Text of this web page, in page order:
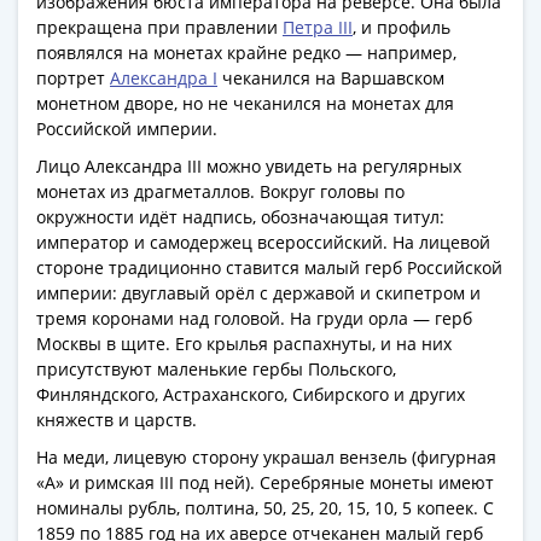
1919
1920гг
1921
1923
1924
1932
1934
1937
1938
1947
(1957)
1961
Засько)
1961
прекращена при правлении Петра III, и профиль
появлялся на монетах крайне редко — например,
портрет Александра I чеканился на Варшавском
монетном дворе, но не чеканился на монетах для
Российской империи.
Лицо Александра III можно увидеть на регулярных
монетах из драгметаллов. Вокруг головы по
окружности идёт надпись, обозначающая титул:
император и самодержец всероссийский. На лицевой
стороне традиционно ставится малый герб Российской
империи: двуглавый орёл с державой и скипетром и
тремя коронами над головой. На груди орла — герб
Москвы в щите. Его крылья распахнуты, и на них
присутствуют маленькие гербы Польского,
Финляндского, Астраханского, Сибирского и других
княжеств и царств.
На меди, лицевую сторону украшал вензель (фигурная
«А» и римская III под ней). Серебряные монеты имеют
номиналы рубль, полтина, 50, 25, 20, 15, 10, 5 копеек. С
1859 по 1885 год на их аверсе отчеканен малый герб